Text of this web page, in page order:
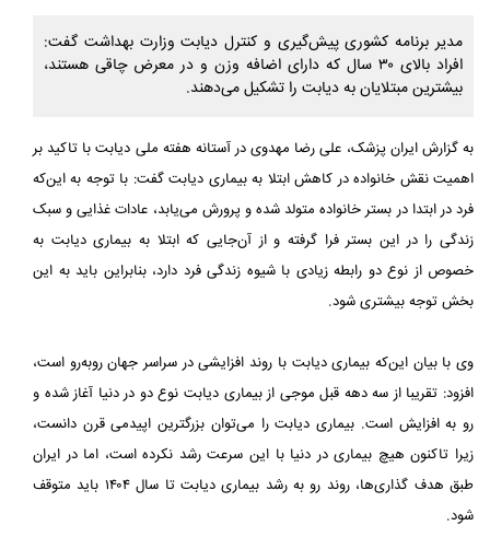
مدیر برنامه کشوری پیش‌گیری و کنترل دیابت وزارت بهداشت گفت:
افراد بالای ۳۰ سال که دارای اضافه وزن و در معرض چاقی هستند،
بیشترین مبتلایان به دیابت را تشکیل می‌دهند.
به گزارش ایران پزشک، علی رضا مهدوی در آستانه هفته ملی دیابت با تاکید بر
اهمیت نقش خانواده در کاهش ابتلا به بیماری دیابت گفت: با توجه به این‌که
فرد در ابتدا در بستر خانواده متولد شده و پرورش می‌یابد، عادات غذایی و سبک
زندگی را در این بستر فرا گرفته و از آن‌جایی که ابتلا به بیماری دیابت به
خصوص از نوع دو رابطه زیادی با شیوه زندگی فرد دارد، بنابراین باید به این
بخش توجه بیشتری شود.
وی با بیان این‌که بیماری دیابت با روند افزایشی در سراسر جهان روبه‌رو است،
افزود: تقریبا از سه دهه قبل موجی از بیماری دیابت نوع دو در دنیا آغاز شده و
رو به افزایش است. بیماری دیابت را می‌توان بزرگترین اپیدمی قرن دانست،
زیرا تاکنون هیچ بیماری در دنیا با این سرعت رشد نکرده است، اما در ایران
طبق هدف گذاری‌ها، روند رو به رشد بیماری دیابت تا سال ۱۴۰۴ باید متوقف
شود.